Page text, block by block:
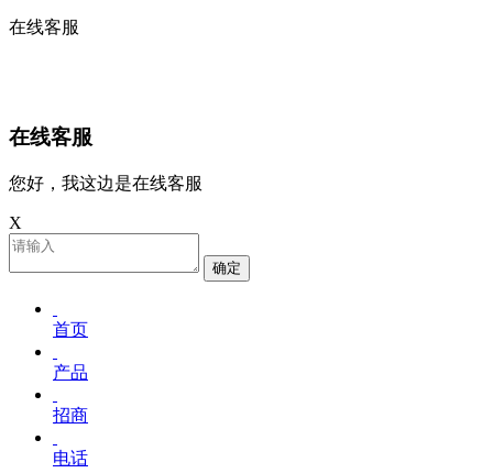
在线客服
在线客服
您好，我这边是在线客服
X
确定
首页
产品
招商
电话